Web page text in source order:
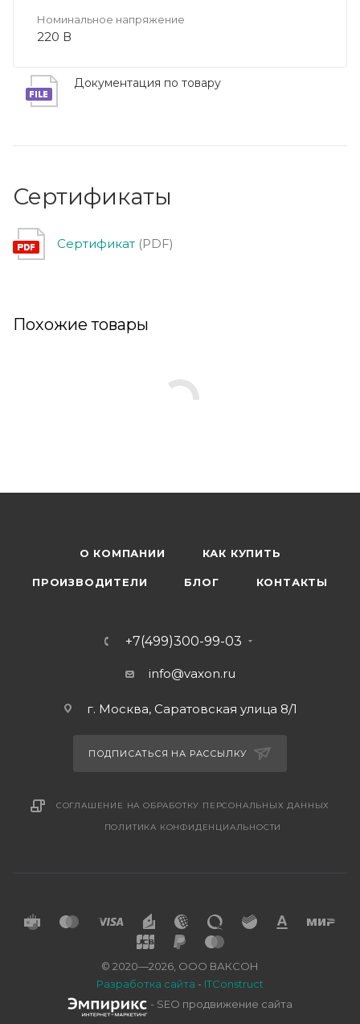
Номинальное напряжение
220 В
Документация по товару
Сертификаты
Сертификат (PDF)
Похожие товары
О КОМПАНИИ КАК КУПИТЬ
ПРОИЗВОДИТЕЛИ БЛОГ КОНТАКТЫ
+7(499)300-99-03
info@vaxon.ru
г. Москва, Саратовская улица 8/1
ПОДПИСАТЬСЯ НА РАССЫЛКУ
СОГЛАШЕНИЕ НА ОБРАБОТКУ ПЕРСОНАЛЬНЫХ ДАННЫХ
ПОЛИТИКА КОНФИДЕНЦИАЛЬНОСТИ
© 2020—2026, ООО ВАКСОН
Разработка сайта - ITConstruct
- SEO продвижение сайта